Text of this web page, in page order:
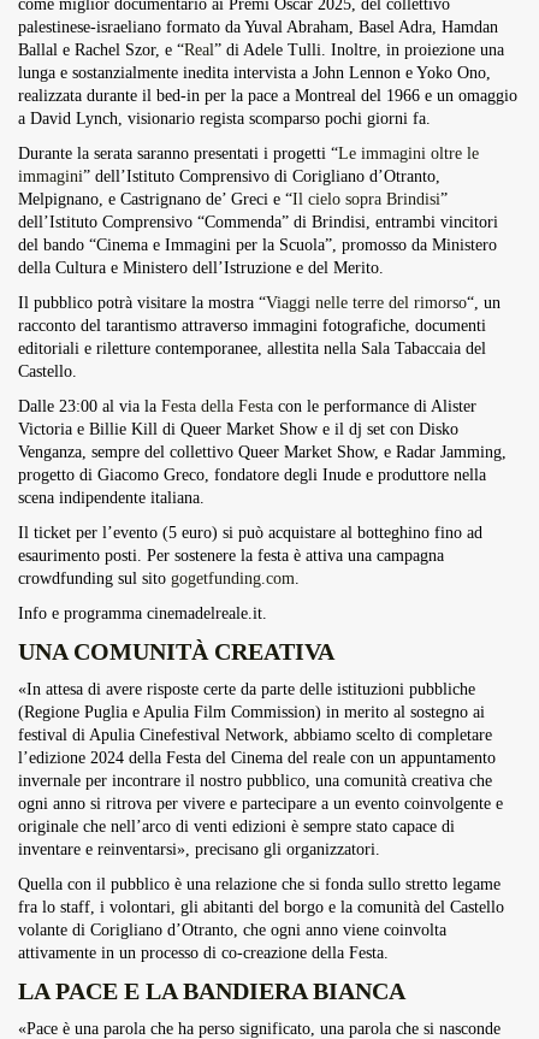
come miglior documentario ai Premi Oscar 2025, del collettivo
palestinese-israeliano formato da Yuval Abraham, Basel Adra, Hamdan
Ballal e Rachel Szor, e “Real” di Adele Tulli. Inoltre, in proiezione una
lunga e sostanzialmente inedita intervista a John Lennon e Yoko Ono,
realizzata durante il bed-in per la pace a Montreal del 1966 e un omaggio
a David Lynch, visionario regista scomparso pochi giorni fa.
Durante la serata saranno presentati i progetti “Le immagini oltre le
immagini” dell’Istituto Comprensivo di Corigliano d’Otranto,
Melpignano, e Castrignano de’ Greci e “Il cielo sopra Brindisi”
dell’Istituto Comprensivo “Commenda” di Brindisi, entrambi vincitori
del bando “Cinema e Immagini per la Scuola”, promosso da Ministero
della Cultura e Ministero dell’Istruzione e del Merito.
Il pubblico potrà visitare la mostra “Viaggi nelle terre del rimorso“, un
racconto del tarantismo attraverso immagini fotografiche, documenti
editoriali e riletture contemporanee, allestita nella Sala Tabaccaia del
Castello.
Dalle 23:00 al via la Festa della Festa con le performance di Alister
Victoria e Billie Kill di Queer Market Show e il dj set con Disko
Venganza, sempre del collettivo Queer Market Show, e Radar Jamming,
progetto di Giacomo Greco, fondatore degli Inude e produttore nella
scena indipendente italiana.
Il ticket per l’evento (5 euro) si può acquistare al botteghino fino ad
esaurimento posti. Per sostenere la festa è attiva una campagna
crowdfunding sul sito gogetfunding.com.
Info e programma cinemadelreale.it.
UNA COMUNITÀ CREATIVA
«In attesa di avere risposte certe da parte delle istituzioni pubbliche
(Regione Puglia e Apulia Film Commission) in merito al sostegno ai
festival di Apulia Cinefestival Network, abbiamo scelto di completare
l’edizione 2024 della Festa del Cinema del reale con un appuntamento
invernale per incontrare il nostro pubblico, una comunità creativa che
ogni anno si ritrova per vivere e partecipare a un evento coinvolgente e
originale che nell’arco di venti edizioni è sempre stato capace di
inventare e reinventarsi», precisano gli organizzatori.
Quella con il pubblico è una relazione che si fonda sullo stretto legame
fra lo staff, i volontari, gli abitanti del borgo e la comunità del Castello
volante di Corigliano d’Otranto, che ogni anno viene coinvolta
attivamente in un processo di co-creazione della Festa.
LA PACE E LA BANDIERA BIANCA
«Pace è una parola che ha perso significato, una parola che si nasconde